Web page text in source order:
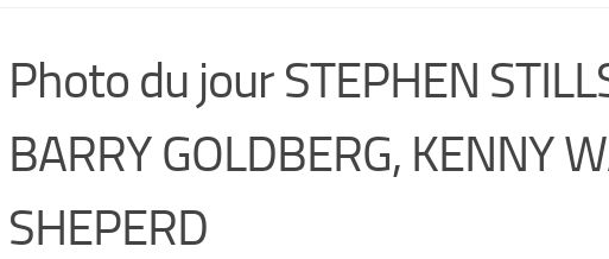
Photo du jour STEPHEN
BARRY GOLDBERG, KENNY
SHEPERD